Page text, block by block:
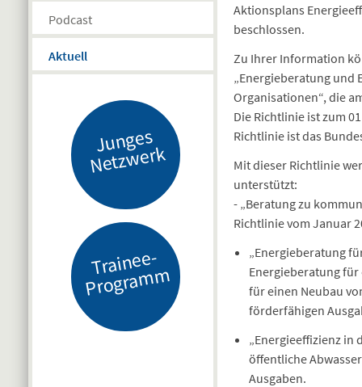
Podcast
Aktuell
J
u
n
g
es
N
etz
w
er
k
Tr
ai
n
e
e-
Pr
o
gr
a
m
m
Aktionsplans
beschlossen.
Zu Ihrer Information
„Energieberatung und
Organisationen“, die
Die Richtlinie ist zum
Richtlinie ist das
Mit dieser Richtlinie
unterstützt:
- „Beratung zu
Richtlinie vom Januar
„Energieberatung
Energieberatung
für einen Neubau
förderfähigen
„Energieeffizienz in
öffentliche
Ausgaben.